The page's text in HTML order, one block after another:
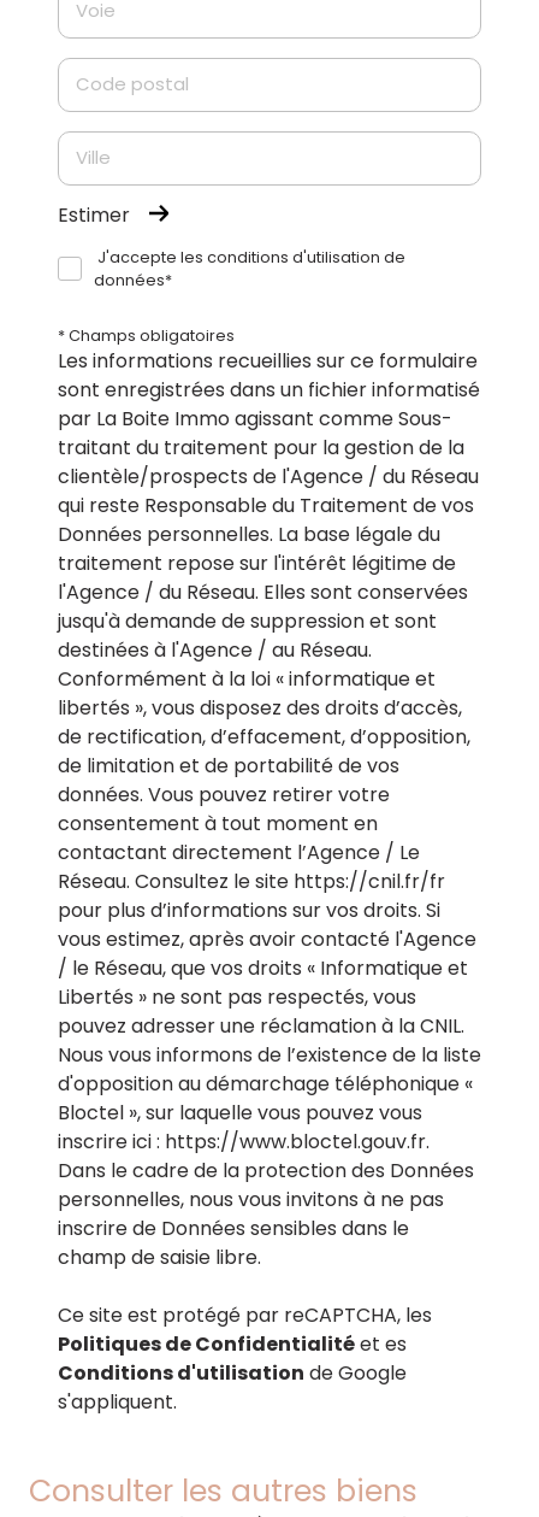
Estimer
J'accepte les conditions d'utilisation de
données*
* Champs obligatoires
Les informations recueillies sur ce formulaire
sont enregistrées dans un fichier informatisé
par La Boite Immo agissant comme Sous-
traitant du traitement pour la gestion de la
clientèle/prospects de l'Agence / du Réseau
qui reste Responsable du Traitement de vos
Données personnelles. La base légale du
traitement repose sur l'intérêt légitime de
l'Agence / du Réseau. Elles sont conservées
jusqu'à demande de suppression et sont
destinées à l'Agence / au Réseau.
Conformément à la loi « informatique et
libertés », vous disposez des droits d’accès,
de rectification, d’effacement, d’opposition,
de limitation et de portabilité de vos
données. Vous pouvez retirer votre
consentement à tout moment en
contactant directement l’Agence / Le
Réseau. Consultez le site https://cnil.fr/fr
pour plus d’informations sur vos droits. Si
vous estimez, après avoir contacté l'Agence
/ le Réseau, que vos droits « Informatique et
Libertés » ne sont pas respectés, vous
pouvez adresser une réclamation à la CNIL.
Nous vous informons de l’existence de la liste
d'opposition au démarchage téléphonique «
Bloctel », sur laquelle vous pouvez vous
inscrire ici : https://www.bloctel.gouv.fr.
Dans le cadre de la protection des Données
personnelles, nous vous invitons à ne pas
inscrire de Données sensibles dans le
champ de saisie libre.
Ce site est protégé par reCAPTCHA, les
Politiques de Confidentialitéet es
Conditions d'utilisation de Google
s'appliquent.
Consulter les autres biens